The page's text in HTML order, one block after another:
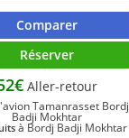
Comparer
Réserver
Aller-retour
Tamanrasset Bordj
Badji Mokhtar
à Bordj Badji Mokhtar